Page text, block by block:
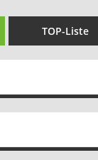
TOP-Liste